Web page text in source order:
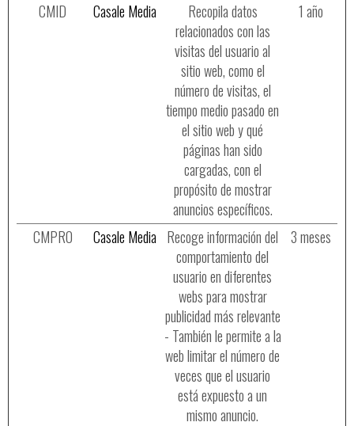
CMID Casale Media
Recopila datos
relacionados con las
visitas del usuario al
sitio web, como el
número de visitas, el
tiempo medio pasado en
el sitio web y qué
páginas han sido
cargadas, con el
propósito de mostrar
anuncios específicos.
1 año
CMPRO Casale Media Recoge información del
comportamiento del
usuario en diferentes
webs para mostrar
publicidad más relevante
- También le permite a la
web limitar el número de
veces que el usuario
está expuesto a un
mismo anuncio.
3 meses